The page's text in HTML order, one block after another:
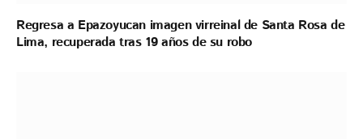
Regresa a Epazoyucan imagen virreinal de Santa Rosa de
Lima, recuperada tras 19 años de su robo